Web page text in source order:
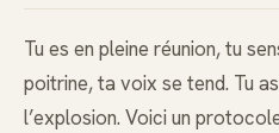
Tu es en pleine réunion, tu
poitrine, ta voix se tend. Tu
l’explosion. Voici un